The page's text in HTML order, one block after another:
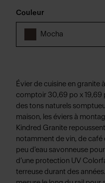
Couleur
Mocha
Évier de cuisine en granite
comptoir 30,69 po x 19,69
des tons naturels
maison, les éviers à
Kindred Granite
notamment de vin, de café
peu d'eau savonneuse
d’une protection UV
terreuse durant des